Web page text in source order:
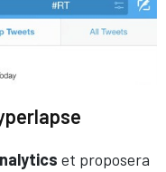
et proposera